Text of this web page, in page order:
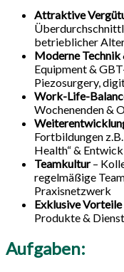
Attraktive
betrieblicher
Moderne
Equipment &
Piezosurgery,
Work-Life-
Wochenenden &
Fortbildungen
Health“ &
Teamkultur–
regelmäßige
Praxisnetzwerk
Exklusive Vorteile
Produkte &
Aufgaben: